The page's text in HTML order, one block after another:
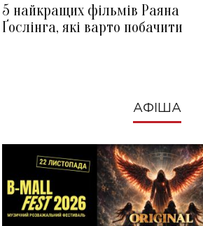
5 найкращих фільмів Раяна
Ґослінга, які варто побачити
АФІША